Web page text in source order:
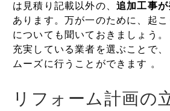
は見積り記載以外の、 追加工事
あります。万が一のために、起
についても聞いておきましょう
充実している業者を選ぶことで
ムーズに行うことができます 。
リフォーム計画の